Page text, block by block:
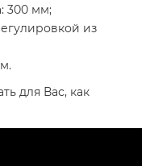
300 мм;
из
для Вас, как